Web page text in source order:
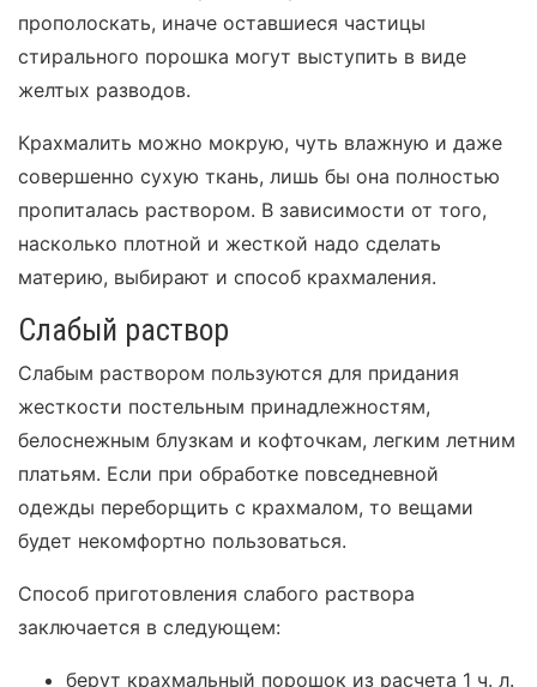
прополоскать, иначе оставшиеся частицы
стирального порошка могут выступить в виде
желтых разводов.
Крахмалить можно мокрую, чуть влажную и даже
совершенно сухую ткань, лишь бы она полностью
пропиталась раствором. В зависимости от того,
насколько плотной и жесткой надо сделать
материю, выбирают и способ крахмаления.
Слабый раствор
Слабым раствором пользуются для придания
жесткости постельным принадлежностям,
белоснежным блузкам и кофточкам, легким летним
платьям. Если при обработке повседневной
одежды переборщить с крахмалом, то вещами
будет некомфортно пользоваться.
Способ приготовления слабого раствора
заключается в следующем:
берут крахмальный порошок из расчета 1 ч. л.